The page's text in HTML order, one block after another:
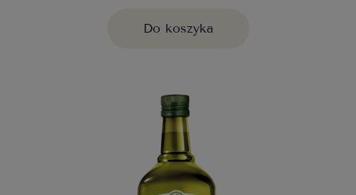
Do koszyka